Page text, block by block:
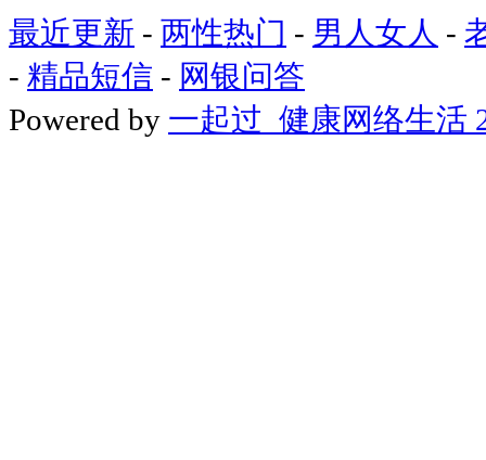
最近更新 - 两性热门 - 男人女人 -
- 精品短信 - 网银问答
Powered by 一起过_健康网络生活